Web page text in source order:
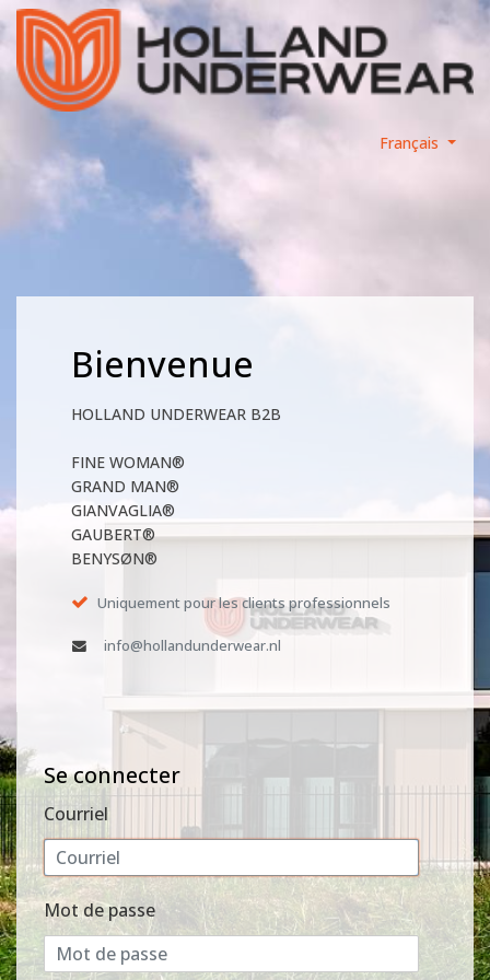
Français
Bienvenue
HOLLAND UNDERWEAR B2B
FINE WOMAN®
GRAND MAN®
GIANVAGLIA®
GAUBERT®
BENYSØN®
Uniquement pour les clients professionnels
info@hollandunderwear.nl
Se connecter
Courriel
Mot de passe